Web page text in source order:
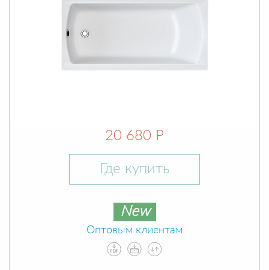
20 680 Р
Где купить
New
Оптовым клиентам